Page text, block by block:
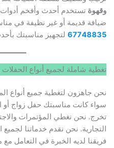
وقهوةتستخدم أحدث وأفخم أدوات
ضيافة قديمة أو غير نظيفة في
67748835 لتجهيز مناسبتك
تغطية شاملة لجميع أنواع الحفلات
نحن جاهزون لتغطية جميع أنواع
سواء كانت مناسبتك حفل زواج أو
تخرج. نحن نغطي المؤتمرات
التجارية. نحن نقدم خدماتنا لجميع
فريقنا لديه الخبرة في التعامل مع